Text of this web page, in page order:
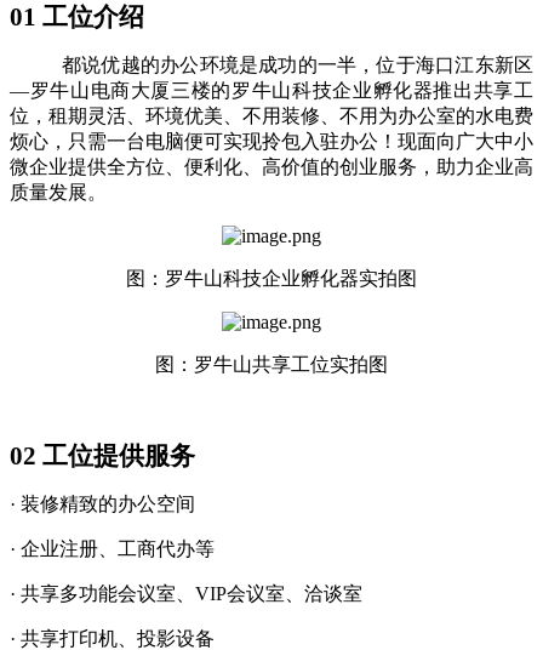
01 工位介绍
都说优越的办公环境是成功的一半，位于海口江东新区
—罗牛山电商大厦三楼的罗牛山科技企业孵化器推出共享工
位，租期灵活、环境优美、不用装修、不用为办公室的水电费
烦心，只需一台电脑便可实现拎包入驻办公！现面向广大中小
微企业提供全方位、便利化、高价值的创业服务，助力企业高
质量发展。
图：罗牛山科技企业孵化器实拍图
图：罗牛山共享工位实拍图
02 工位提供服务
· 装修精致的办公空间
· 企业注册、工商代办等
· 共享多功能会议室、VIP会议室、洽谈室
· 共享打印机、投影设备